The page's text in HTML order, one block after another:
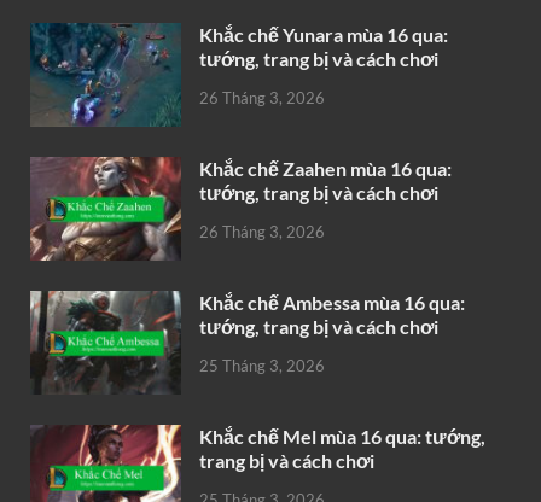
Khắc chế Yunara mùa 16 qua:
tướng, trang bị và cách chơi
26 Tháng 3, 2026
Khắc chế Zaahen mùa 16 qua:
tướng, trang bị và cách chơi
26 Tháng 3, 2026
Khắc chế Ambessa mùa 16 qua:
tướng, trang bị và cách chơi
25 Tháng 3, 2026
Khắc chế Mel mùa 16 qua: tướng,
trang bị và cách chơi